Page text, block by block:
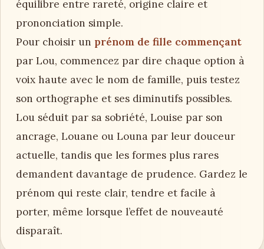
équilibre entre rareté, origine claire et
prononciation simple.
Pour choisir un prénom de fille commençant
par Lou, commencez par dire chaque option à
voix haute avec le nom de famille, puis testez
son orthographe et ses diminutifs possibles.
Lou séduit par sa sobriété, Louise par son
ancrage, Louane ou Louna par leur douceur
actuelle, tandis que les formes plus rares
demandent davantage de prudence. Gardez le
prénom qui reste clair, tendre et facile à
porter, même lorsque l’effet de nouveauté
disparaît.